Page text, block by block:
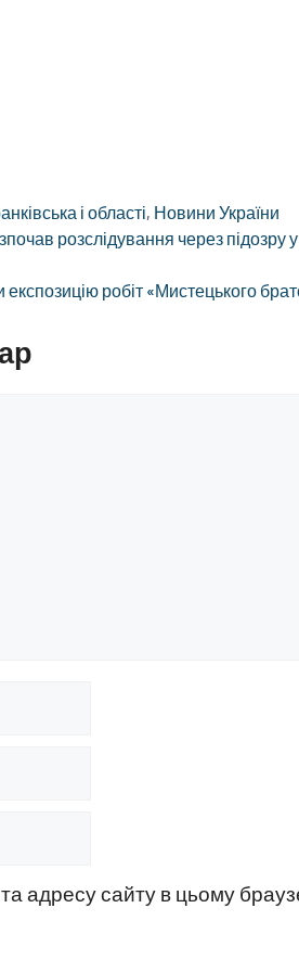
і області, Новини України
розслідування через підозру
робіт «Мистецького
адресу сайту в цьому